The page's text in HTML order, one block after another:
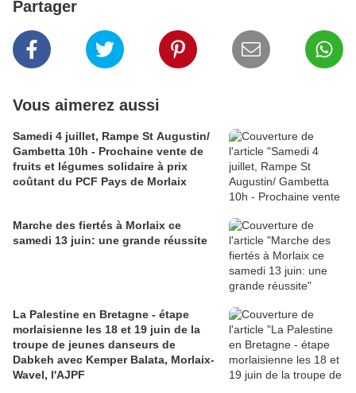
Partager
Vous aimerez aussi
Samedi 4 juillet, Rampe St Augustin/
Gambetta 10h - Prochaine vente de
fruits et légumes solidaire à prix
coûtant du PCF Pays de Morlaix
Marche des fiertés à Morlaix ce
samedi 13 juin: une grande réussite
La Palestine en Bretagne - étape
morlaisienne les 18 et 19 juin de la
troupe de jeunes danseurs de
Dabkeh avec Kemper Balata, Morlaix-
Wavel, l'AJPF